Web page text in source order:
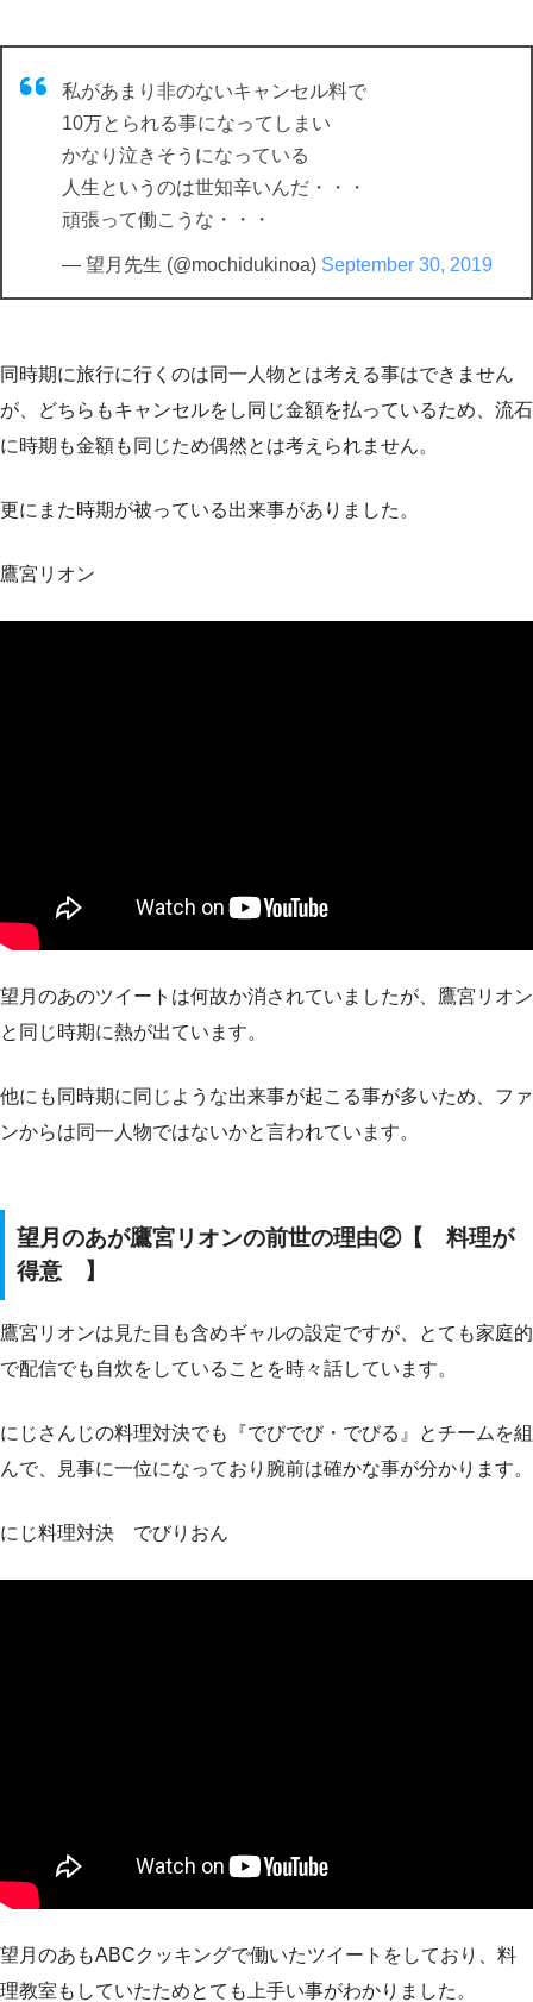
私があまり非のないキャンセル料で
10万とられる事になってしまい
かなり泣きそうになっている
人生というのは世知辛いんだ・・・
頑張って働こうな・・・
— 望月先生 (@mochidukinoa) September 30, 2019
同時期に旅行に行くのは同一人物とは考える事はできません
が、どちらもキャンセルをし同じ金額を払っているため、流石
に時期も金額も同じため偶然とは考えられません。
更にまた時期が被っている出来事がありました。
鷹宮リオン
望月のあのツイートは何故か消されていましたが、鷹宮リオン
と同じ時期に熱が出ています。
他にも同時期に同じような出来事が起こる事が多いため、ファ
ンからは同一人物ではないかと言われています。
望月のあが鷹宮リオンの前世の理由②【 料理が
得意 】
鷹宮リオンは見た目も含めギャルの設定ですが、とても家庭的
で配信でも自炊をしていることを時々話しています。
にじさんじの料理対決でも『でびでび・でびる』とチームを組
んで、見事に一位になっており腕前は確かな事が分かります。
にじ料理対決 でびりおん
望月のあもABCクッキングで働いたツイートをしており、料
理教室もしていたためとても上手い事がわかりました。